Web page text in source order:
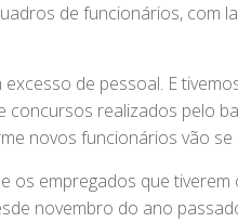
de funcionários, com
de pessoal. E
concursos realizados pelo
novos funcionários vão se
os empregados que
novembro do ano